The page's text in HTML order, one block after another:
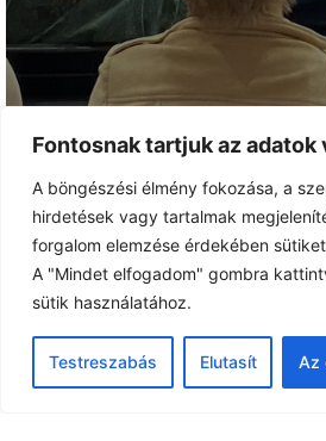
Fontosnak tartjuk az adatok
A böngészési élmény fokozása, a
hirdetések vagy tartalmak
forgalom elemzése érdekében
A "Mindet elfogadom" gombra
sütik használatához.
Testreszabás Elutasít Az